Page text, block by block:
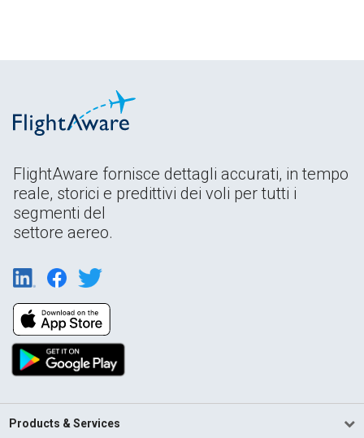
FlightAware fornisce dettagli accurati, in tempo
reale, storici e predittivi dei voli per tutti i
segmenti del
settore aereo.
Products & Services